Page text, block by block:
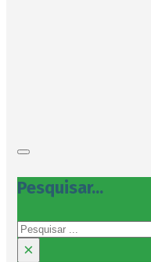
Pesquisar...
Pesquisar
×